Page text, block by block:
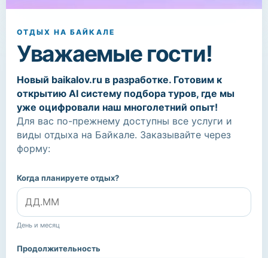
ОТДЫХ НА БАЙКАЛЕ
Уважаемые гости!
Новый baikalov.ru в разработке. Готовим к
открытию AI систему подбора туров, где мы
уже оцифровали наш многолетний опыт!
Для вас по-прежнему доступны все услуги и
виды отдыха на Байкале. Заказывайте через
форму:
Когда планируете отдых?
День и месяц
Продолжительность